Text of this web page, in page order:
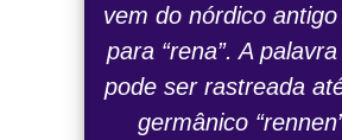
vem do nórdico antigo
para “rena”. A
pode ser rastreada
germânico